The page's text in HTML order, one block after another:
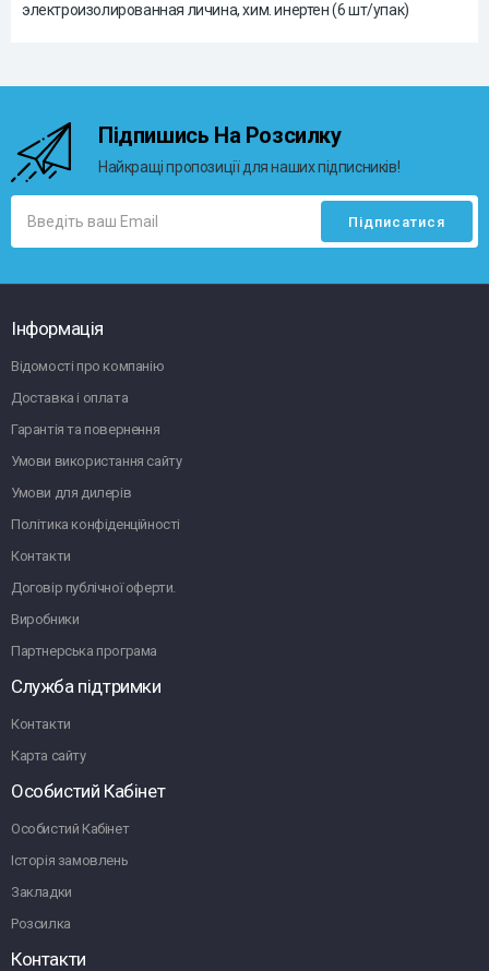
электроизолированная личина, хим. инертен (6 шт/упак)
Підпишись На Розсилку
Найкращі пропозиції для наших підписників!
Інформація
Відомості про компанію
Доставка і оплата
Гарантія та повернення
Умови використання сайту
Умови для дилерів
Політика конфіденційності
Контакти
Договір публічної оферти.
Виробники
Партнерська програма
Служба підтримки
Контакти
Карта сайту
Особистий Кабінет
Особистий Кабінет
Історія замовлень
Закладки
Розсилка
Контакти